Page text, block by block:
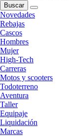
Buscar
Novedades
Rebajas
Cascos
Hombres
Mujer
High-Tech
Carreras
Motos y scooters
Todoterreno
Aventura
Taller
Equipaje
Liquidación
Marcas